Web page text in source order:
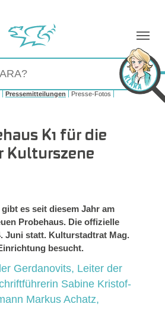
Pressemitteilungen
Presse-Fotos
K1 für die
Kulturszene
es seit diesem Jahr am
Probehaus. Die offizielle
Juni statt. Kulturstadtrat Mag.
besucht.